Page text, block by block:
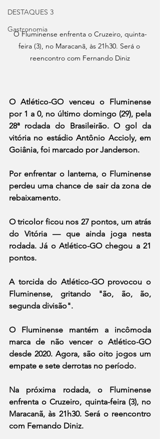
DESTAQUES 3
Gastronomia
O Fluminense enfrenta o Cruzeiro, quinta-
feira (3), no Maracanã, às 21h30. Será o
reencontro com Fernando Diniz
O Atlético-GO venceu o Fluminense
por 1 a 0, no último domingo (29), pela
28ª rodada do Brasileirão. O gol da
vitória no estádio Antônio Accioly, em
Goiânia, foi marcado por Janderson.
Por enfrentar o lanterna, o Fluminense
perdeu uma chance de sair da zona de
rebaixamento.
O tricolor ficou nos 27 pontos, um atrás
do Vitória — que ainda joga nesta
rodada. Já o Atlético-GO chegou a 21
pontos.
A torcida do Atlético-GO provocou o
Fluminense, gritando "ão, ão, ão,
segunda divisão".
O Fluminense mantém a incômoda
marca de não vencer o Atlético-GO
desde 2020. Agora, são oito jogos um
empate e sete derrotas no período.
Na próxima rodada, o Fluminense
enfrenta o Cruzeiro, quinta-feira (3), no
Maracanã, às 21h30. Será o reencontro
com Fernando Diniz.